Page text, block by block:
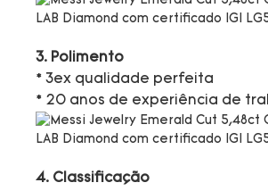
3. Polimento
* 3ex qualidade perfeita
* 20 anos de experiência de
4. Classificação